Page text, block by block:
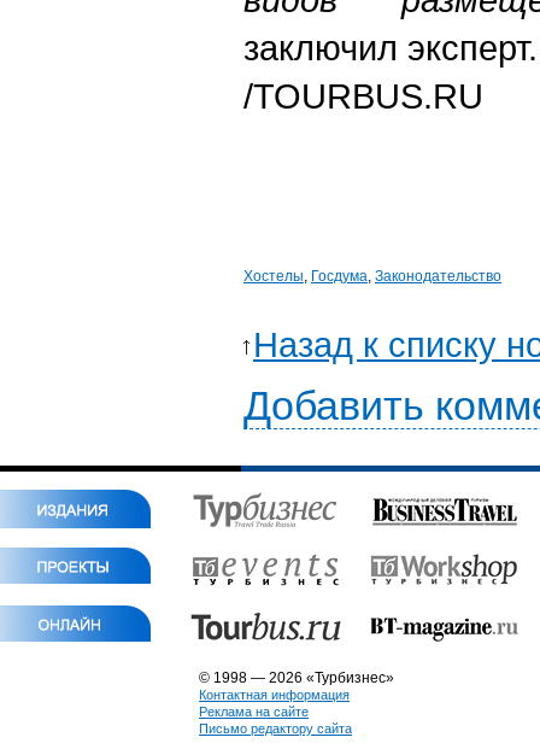
заключил
/TOURBUS.RU
Хостелы, Госдума, Законодательство
Назад к списку
Добавить
© 1998 — 2026 «Турбизнес»
Контактная информация
Реклама на сайте
Письмо редактору сайта